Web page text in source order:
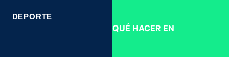
DEPORTE
QUÉ HACER EN